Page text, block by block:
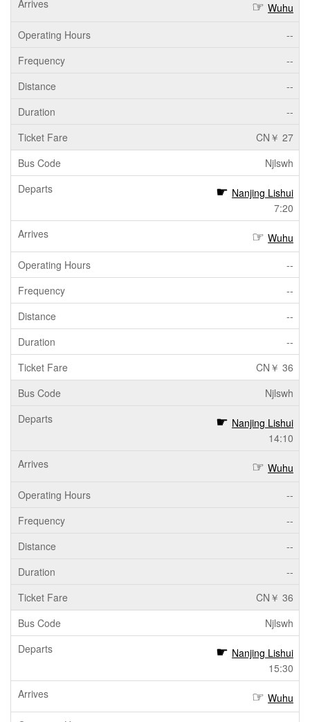
Wuhu
--
--
--
--
CN￥ 27
Njlswh
Nanjing Lishui
7:20
Wuhu
--
--
--
--
CN￥ 36
Njlswh
Nanjing Lishui
14:10
Wuhu
--
--
--
--
CN￥ 36
Njlswh
Nanjing Lishui
15:30
Wuhu